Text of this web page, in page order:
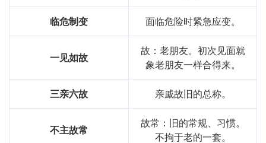
临危制变 面临危险时紧急应变。
一见如故
故：老朋友。初次见面就
象老朋友一样合得来。
三亲六故 亲戚故旧的总称。
不主故常
故常：旧的常规、习惯。
不拘于老的一套。